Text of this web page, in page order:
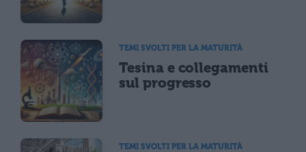
TEMI SVOLTI PER LA MATURITÀ
Tesina e collegamenti
sul progresso
TEMI SVOLTI PER LA MATURITÀ